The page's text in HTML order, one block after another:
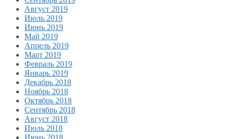
Август 2019
Июль 2019
Июнь 2019
Май 2019
Апрель 2019
Март 2019
Февраль 2019
Январь 2019
Декабрь 2018
Ноябрь 2018
Октябрь 2018
Сентябрь 2018
Август 2018
Июль 2018
Июнь 2018